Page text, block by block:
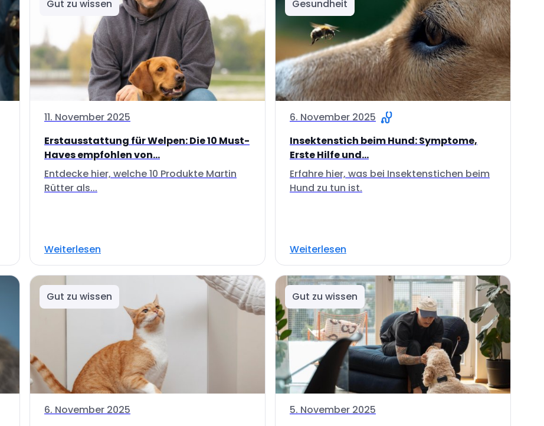
Gut zu wissen
11. November 2025
Erstausstattung für Welpen: Die 10 Must-
Haves empfohlen von...
Entdecke hier, welche 10 Produkte Martin
Rütter als...
Weiterlesen
Gesundheit
6. November 2025
Insektenstich beim Hund: Symptome,
Erste Hilfe und...
Erfahre hier, was bei Insektenstichen beim
Hund zu tun ist.
Weiterlesen
Gut zu wissen
6. November 2025
Gut zu wissen
5. November 2025